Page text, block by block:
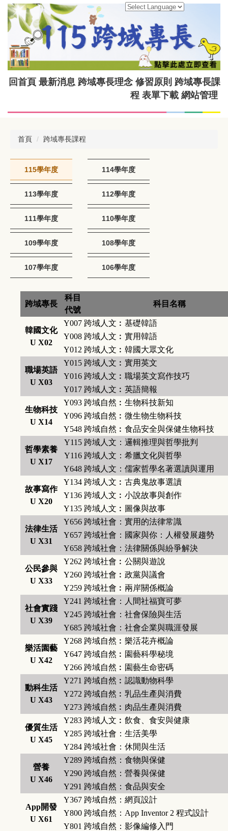
跳
到
主
內
容
區
回首頁 最新消息 跨域專長理念 修習原則 跨域專長課
程 表單下載 網站管理
Powered by Translate
首頁 跨域專長課程
115學年度 114學年度
113學年度 112學年度
111學年度 110學年度
109學年度 108學年度
107學年度 106學年度
跨域專長
科目
代號
科目名稱
韓國文化
U X02
Y007 跨域人文︰基礎韓語
Y008 跨域人文︰實用韓語
Y012 跨域人文︰韓國大眾文化
職場英語
U X03
Y015 跨域人文︰實用英文
Y016 跨域人文︰職場英文寫作技巧
Y017 跨域人文︰英語簡報
生物科技
U X14
Y093 跨域自然︰生物科技新知
Y096 跨域自然︰微生物生物科技
Y548 跨域自然︰食品安全與保健生物科技
哲學素養
U X17
Y115 跨域人文：邏輯推理與哲學批判
Y116 跨域人文：希臘文化與哲學
Y648 跨域人文：儒家哲學名著選讀與運用
故事寫作
U X20
Y134 跨域人文︰古典鬼故事選讀
Y136 跨域人文︰小說故事與創作
Y135 跨域人文︰圖像與故事
法律生活
U X31
Y656 跨域社會：實用的法律常識
Y657 跨域社會：國家與你：人權發展趨勢
Y658 跨域社會：法律關係與紛爭解決
公民參與
U X33
Y262 跨域社會︰公關與遊說
Y260 跨域社會︰政黨與議會
Y259 跨域社會︰兩岸關係概論
社會實踐
U X39
Y241 跨域社會：人間社福寶可夢
Y245 跨域社會：社會保險與生活
Y685 跨域社會：社會企業與職涯發展
樂活園藝
U X42
Y268 跨域自然︰樂活花卉概論
Y647 跨域自然︰園藝科學秘境
Y266 跨域自然︰園藝生命密碼
動科生活
U X43
Y271 跨域自然︰認識動物科學
Y272 跨域自然︰乳品生產與消費
Y273 跨域自然︰肉品生產與消費
優質生活
U X45
Y283 跨域人文︰飲食、食安與健康
Y285 跨域社會：生活美學
Y284 跨域社會：休閒與生活
營養
U X46
Y289 跨域自然：食物與保健
Y290 跨域自然：營養與保健
Y291 跨域自然：食品與安全
App開發
U X61
Y367 跨域自然：網頁設計
Y800 跨域自然：App Inventor 2 程式設計
Y801 跨域自然：影像編修入門